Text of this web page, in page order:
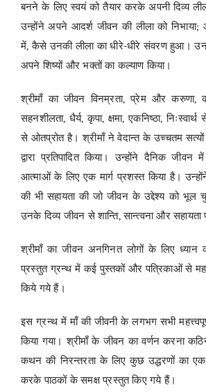
बनने के लिए स्वयं को तैयार करके अपनी दिव्य
उन्होंने अपने आदर्श जीवन की लीला को
में, कैसे उनकी लीला का धीरे-धीरे संवरण हुआ।
अपने शिष्यों और भक्तों का कल्याण किया।
श्रीमाँ का जीवन विनम्रता, प्रेम और करुणा,
सहनशीलता, धैर्य, कृपा, क्षमा, एकनिष्ठा,
से ओतप्रोत है। श्रीमाँ ने वेदान्त के उच्चतम
द्वारा प्रतिपादित किया। उन्होंने दैनिक जीवन
आत्माओं के लिए एक मार्ग प्रशस्त किया है।
की भी सहायता की जो जीवन के उद्देश्य को
उनके दिव्य जीवन से शान्ति, सान्त्वना और सहायता
श्रीमाँ का जीवन अनगिनत लोगों के लिए ध्यान
प्रस्तुत ग्रन्थ में कई पुस्तकों और पत्रिकाओं से
किये गये हैं।
इस ग्रन्थ में माँ की जीवनी के लगभग सभी
किया गया। श्रीमाँ के जीवन का वर्णन करना
कथन की निरन्तरता के लिए कुछ उद्धरणों का
करके पाठकों के समक्ष प्रस्तुत किए गये हैं।